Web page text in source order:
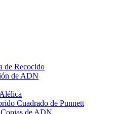
de Recocido
de ADN
Cuadrado de Punnett
de ADN